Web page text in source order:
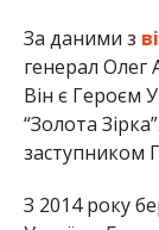
За даними з
генерал Олег
Він є Героєм
“Золота
заступником
З 2014 року